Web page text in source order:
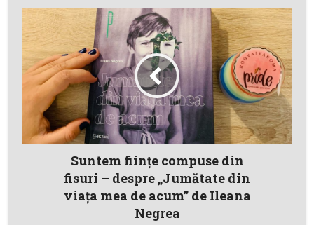
Suntem ființe compuse din
fisuri – despre „Jumătate din
viața mea de acum” de Ileana
Negrea